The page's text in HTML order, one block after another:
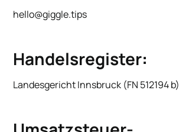
hello@giggle.tips
Handelsregister:
Landesgericht Innsbruck (FN 512194 b)